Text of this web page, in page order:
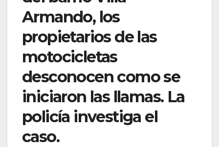
Armando, los
propietarios de las
motocicletas
desconocen como se
iniciaron las llamas. La
policía investiga el
caso.